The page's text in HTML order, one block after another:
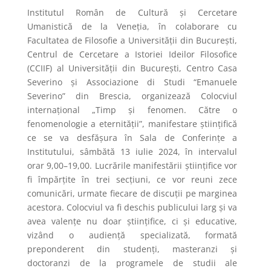
Institutul Român de Cultură şi Cercetare
Umanistică de la Veneţia, în colaborare cu
Facultatea de Filosofie a Universităţii din Bucureşti,
Centrul de Cercetare a Istoriei Ideilor Filosofice
(CCIIF) al Universității din București, Centro Casa
Severino şi Associazione di Studi “Emanuele
Severino” din Brescia, organizează Colocviul
internaţional „Timp şi fenomen. Către o
fenomenologie a eternităţii”, manifestare ştiinţifică
ce se va desfăşura în Sala de Conferinţe a
Institutului, sâmbătă 13 iulie 2024, în intervalul
orar 9,00–19,00. Lucrările manifestării ştiinţifice vor
fi împărţite în trei secţiuni, ce vor reuni zece
comunicări, urmate fiecare de discuţii pe marginea
acestora. Colocviul va fi deschis publicului larg şi va
avea valenţe nu doar ştiinţifice, ci şi educative,
vizând o audienţă specializată, formată
preponderent din studenţi, masteranzi şi
doctoranzi de la programele de studii ale